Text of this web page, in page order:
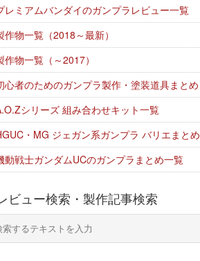
レミアムバンダイのガンプラレビュー一覧
作物一覧（2018～最新）
作物一覧（～2017）
心者のためのガンプラ製作・塗装道具まとめ
シリーズ 組み合わせキット一覧
・MG ジェガン系ガンプラ バリエまとめ
動戦士ガンダムUCのガンプラまとめ一覧
ビュー検索・製作記事検索